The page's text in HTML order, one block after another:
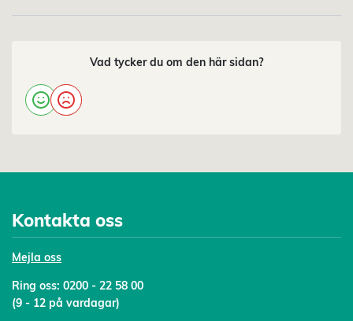
Vad tycker du om den här sidan?
Kontakta oss
Mejla oss
Ring oss: 0200 - 22 58 00
(9 - 12 på vardagar)